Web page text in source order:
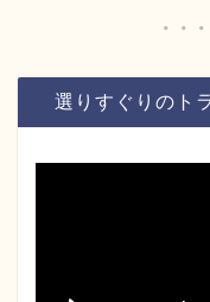
選りすぐりのト